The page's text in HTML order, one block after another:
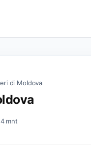
di Moldova
4 mnt